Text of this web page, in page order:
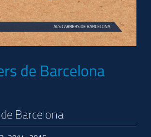
de Barcelona
Barcelona